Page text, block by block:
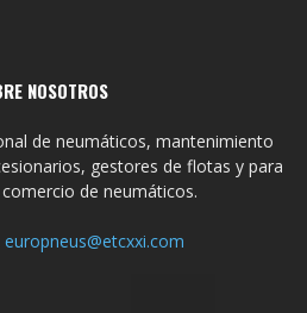
NOSOTROS
de neumáticos, mantenimiento
gestores de flotas y para
de neumáticos.
europneus@etcxxi.com